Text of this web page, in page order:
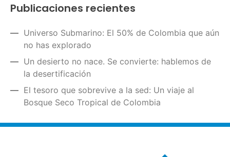
Publicaciones recientes
Universo Submarino: El 50% de Colombia que aún
no has explorado
Un desierto no nace. Se convierte: hablemos de
la desertificación
El tesoro que sobrevive a la sed: Un viaje al
Bosque Seco Tropical de Colombia